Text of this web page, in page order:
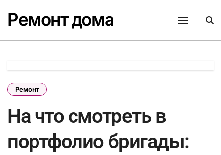
содержанию
Ремонт дома
Ремонт
На что смотреть в
портфолио бригады: